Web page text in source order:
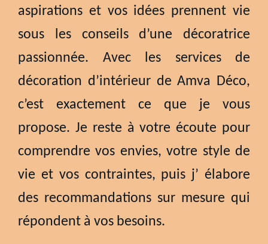
aspirations et vos idées prennent vie
sous les conseils d’une décoratrice
passionnée. Avec les services de
décoration d’intérieur de Amva Déco,
c’est exactement ce que je vous
propose. Je reste à votre écoute pour
comprendre vos envies, votre style de
vie et vos contraintes, puis j’ élabore
des recommandations sur mesure qui
répondent à vos besoins.